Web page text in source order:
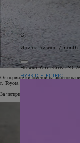
От
Или на лизинг / month
Новият Yaris Cross
HYBRID ELECTRIC
От първите километри на
г. Toyota постави нова цел: да
За четири кратки години се роди